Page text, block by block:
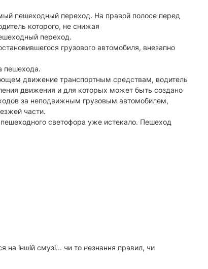
пешеходный переход. На правой полосе перед
которого, не снижая
переход.
грузового автомобиля, внезапно
пешехода.
движение транспортным средствам, водитель
движения и для которых может быть создано
за неподвижным грузовым автомобилем,
части.
светофора уже истекало. Пешеход
на іншій смузі... чи то незнання правил, чи